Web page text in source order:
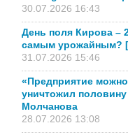
30.07.2026 16:43
День поля Кирова –
самым урожайным?
31.07.2026 15:46
«Предприятие
уничтожил
Молчанова
28.07.2026 13:08